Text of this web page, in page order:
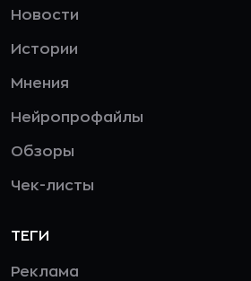
Новости
Истории
Мнения
Нейропрофайлы
Обзоры
Чек-листы
ТЕГИ
Реклама